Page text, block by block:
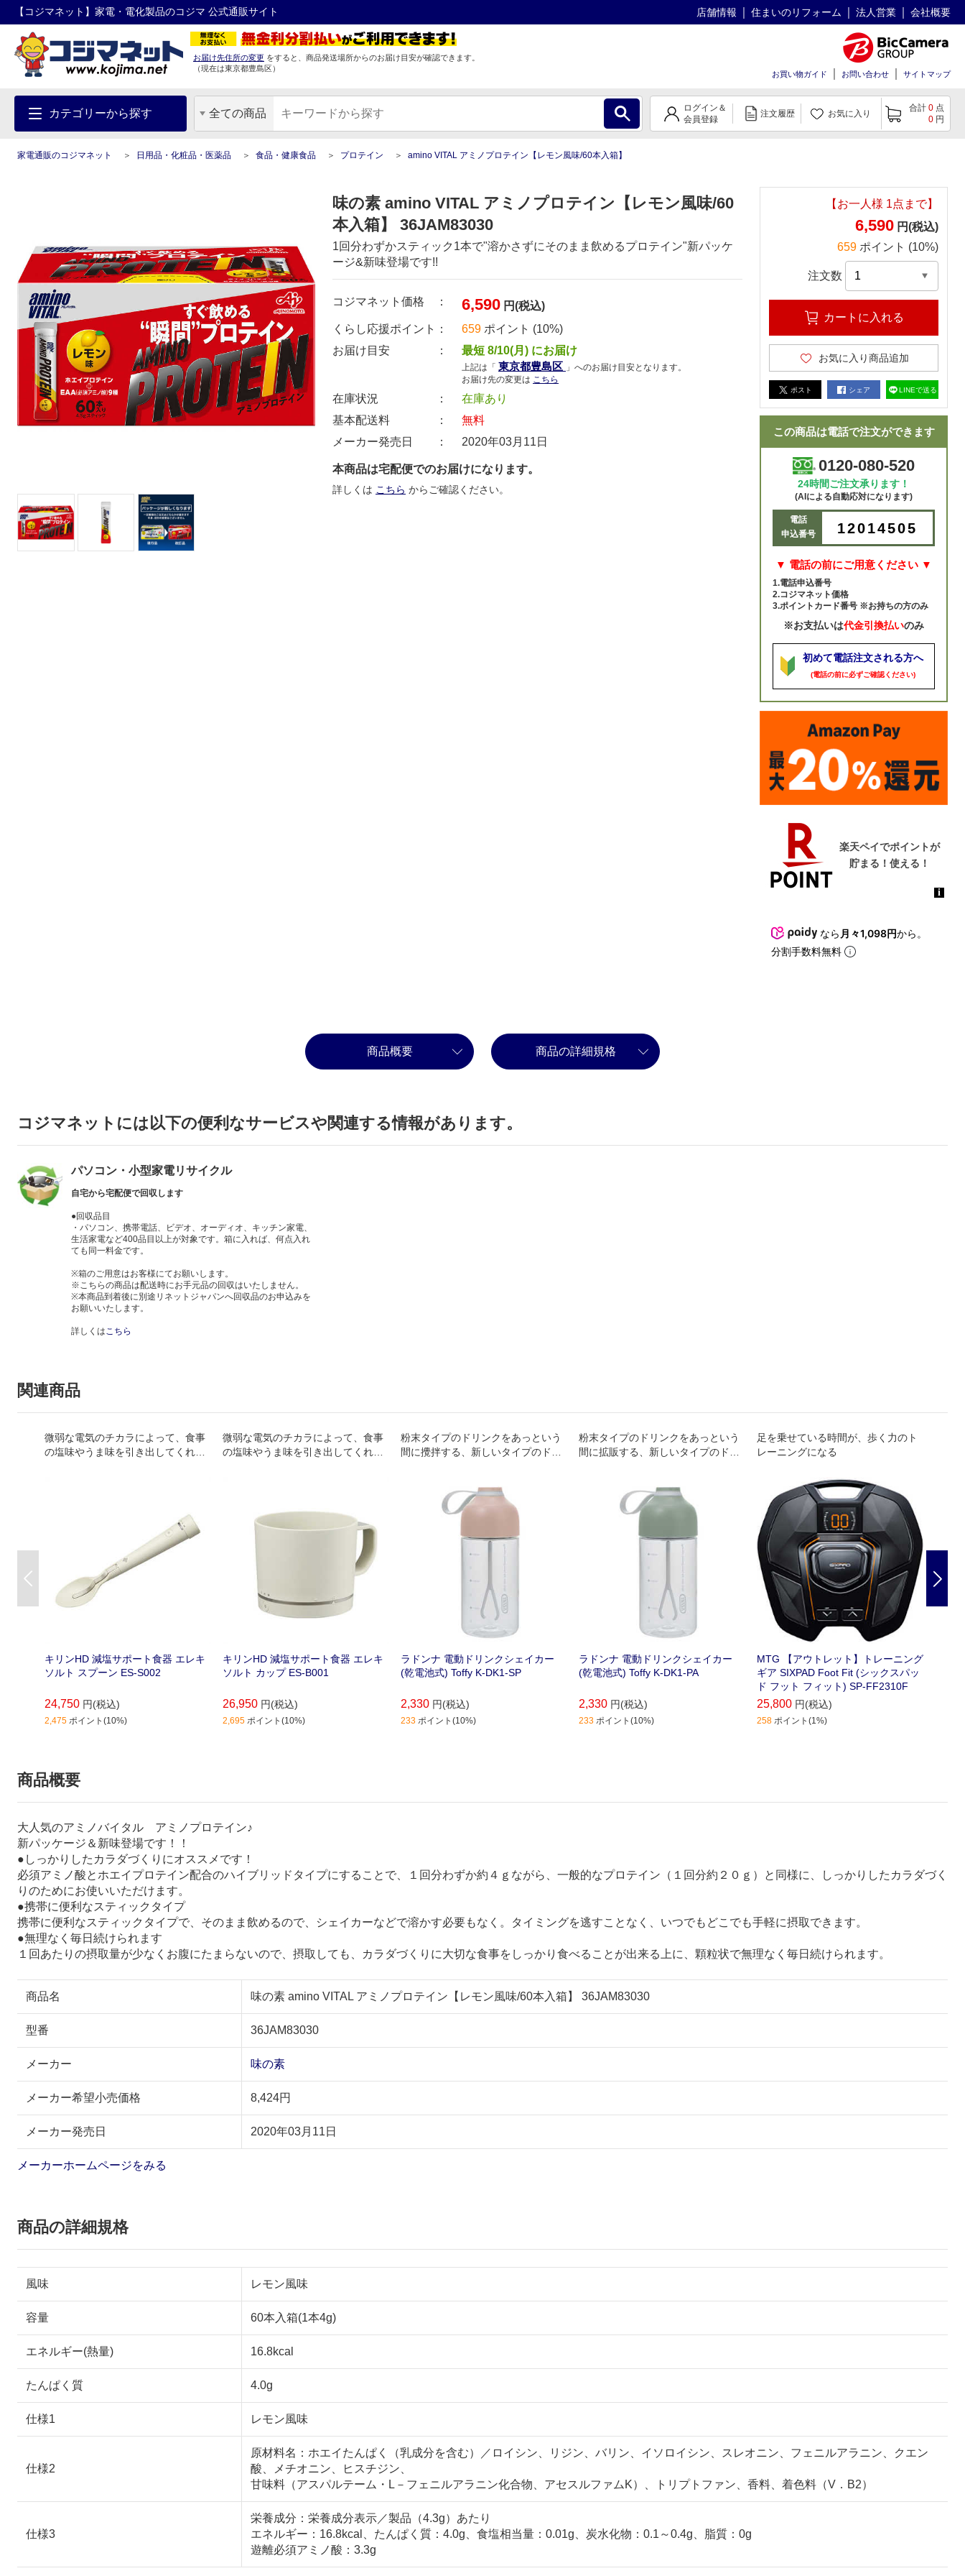
【コジマネット】家電・電化製品のコジマ 公式通販サイト 店舗情報 住まいのリフォーム 法人営業 会社概要
お届け先住所の変更 をすると、商品発送場所からのお届け目安が確認できます。
（現在は東京都豊島区）
お買い物ガイド お問い合わせ サイトマップ
カテゴリーから探す 全ての商品
ログイン＆
会員登録
注文履歴 お気に入り
合計 0 点
0 円
家電通販のコジマネット 日用品・化粧品・医薬品 食品・健康食品 プロテイン amino VITAL アミノプロテイン【レモン風味/60本入箱】
味の素 amino VITAL アミノプロテイン【レモン風味/60
本入箱】 36JAM83030
1回分わずかスティック1本で"溶かさずにそのまま飲めるプロテイン"新パッケ
ージ&新味登場です!!
コジマネット価格 ： 6,590 円(税込)
くらし応援ポイント：
659 ポイント (10%)
お届け目安 ：
最短 8/10(月) にお届け
上記は「 東京都豊島区 」へのお届け目安となります。
お届け先の変更は こちら
在庫状況 ：
在庫あり
基本配送料 ：
無料
メーカー発売日 ：
2020年03月11日
本商品は宅配便でのお届けになります。
詳しくは こちら からご確認ください。
【お一人様 1点まで】
6,590 円(税込)
659 ポイント (10%)
注文数
カートに入れる
お気に入り商品追加
ポスト シェア LINEで送る
この商品は電話で注文ができます
0120-080-520
24時間ご注文承ります！
(AIによる自動応対になります)
電話
申込番号
12014505
▼ 電話の前にご用意ください ▼
1.電話申込番号
2.コジマネット価格
3.ポイントカード番号 ※お持ちの方のみ
※お支払いは代金引換払いのみ
初めて電話注文される方へ
(電話の前に必ずご確認ください)
なら 月々1,098円から。
分割手数料無料
商品概要 商品の詳細規格
コジマネットには以下の便利なサービスや関連する情報があります。
パソコン・小型家電リサイクル
自宅から宅配便で回収します
●回収品目
・パソコン、携帯電話、ビデオ、オーディオ、キッチン家電、
生活家電など400品目以上が対象です。箱に入れば、何点入れ
ても同一料金です。
※箱のご用意はお客様にてお願いします。
※こちらの商品は配送時にお手元品の回収はいたしません。
※本商品到着後に別途リネットジャパンへ回収品のお申込みを
お願いいたします。
詳しくはこちら
関連商品
Previous
微弱な電気のチカラによって、食事
の塩味やうま味を引き出してくれる
キリンHD 減塩サポート食器 エレキ
ソルト スプーン ES-S002
24,750 円(税込)
2,475 ポイント(10%)
微弱な電気のチカラによって、食事
の塩味やうま味を引き出してくれる
キリンHD 減塩サポート食器 エレキ
ソルト カップ ES-B001
26,950 円(税込)
2,695 ポイント(10%)
粉末タイプのドリンクをあっという
間に攪拌する、新しいタイプのドリ
ラドンナ 電動ドリンクシェイカー
(乾電池式) Toffy K-DK1-SP
2,330 円(税込)
233 ポイント(10%)
粉末タイプのドリンクをあっという
間に拡販する、新しいタイプのドリ
ラドンナ 電動ドリンクシェイカー
(乾電池式) Toffy K-DK1-PA
2,330 円(税込)
233 ポイント(10%)
足を乗せている時間が、歩く力のト
レーニングになる
MTG 【アウトレット】トレーニング
ギア SIXPAD Foot Fit (シックスパッ
ド フット フィット) SP-FF2310F
25,800 円(税込)
258 ポイント(1%)
商品概要
大人気のアミノバイタル アミノプロテイン♪
新パッケージ＆新味登場です！！
●しっかりしたカラダづくりにオススメです！
必須アミノ酸とホエイプロテイン配合のハイブリッドタイプにすることで、１回分わずか約４ｇながら、一般的なプロテイン（１回分約２０ｇ）と同様に、しっかりしたカラダづく
りのためにお使いいただけます。
●携帯に便利なスティックタイプ
携帯に便利なスティックタイプで、そのまま飲めるので、シェイカーなどで溶かす必要もなく。タイミングを逃すことなく、いつでもどこでも手軽に摂取できます。
●無理なく毎日続けられます
１回あたりの摂取量が少なくお腹にたまらないので、摂取しても、カラダづくりに大切な食事をしっかり食べることが出来る上に、顆粒状で無理なく毎日続けられます。
商品名 味の素 amino VITAL アミノプロテイン【レモン風味/60本入箱】 36JAM83030
型番 36JAM83030
メーカー 味の素
メーカー希望小売価格 8,424円
メーカー発売日 2020年03月11日
メーカーホームページをみる
商品の詳細規格
風味 レモン風味
容量 60本入箱(1本4g)
エネルギー(熱量) 16.8kcal
たんぱく質 4.0g
仕様1 レモン風味
仕様2
原材料名：ホエイたんぱく（乳成分を含む）／ロイシン、リジン、バリン、イソロイシン、スレオニン、フェニルアラニン、クエン
酸、メチオニン、ヒスチジン、
甘味料（アスパルテーム・L－フェニルアラニン化合物、アセスルファムK）、トリプトファン、香料、着色料（V．B2）
仕様3
栄養成分：栄養成分表示／製品（4.3g）あたり
エネルギー：16.8kcal、たんぱく質：4.0g、食塩相当量：0.01g、炭水化物：0.1～0.4g、脂質：0g
遊離必須アミノ酸：3.3g